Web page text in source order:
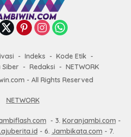
Indeks
Kode Etik
Siber
Redaksi
NETWORK
- All Rights Reserved
NETWORK
- 3. Koranjambi.com -
- 6. Jambikata.com - 7.